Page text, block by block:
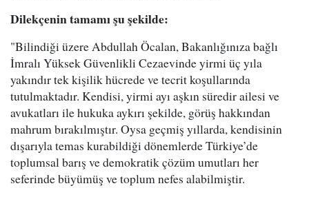
Dilekçenin tamamı şu şekilde:
"Bilindiği üzere Abdullah Öcalan, Bakanlığınıza bağlı
İmralı Yüksek Güvenlikli Cezaevinde yirmi üç yıla
yakındır tek kişilik hücrede ve tecrit koşullarında
tutulmaktadır. Kendisi, yirmi ayı aşkın süredir ailesi ve
avukatları ile hukuka aykırı şekilde, görüş hakkından
mahrum bırakılmıştır. Oysa geçmiş yıllarda, kendisinin
dışarıyla temas kurabildiği dönemlerde Türkiye’de
toplumsal barış ve demokratik çözüm umutları her
seferinde büyümüş ve toplum nefes alabilmiştir.